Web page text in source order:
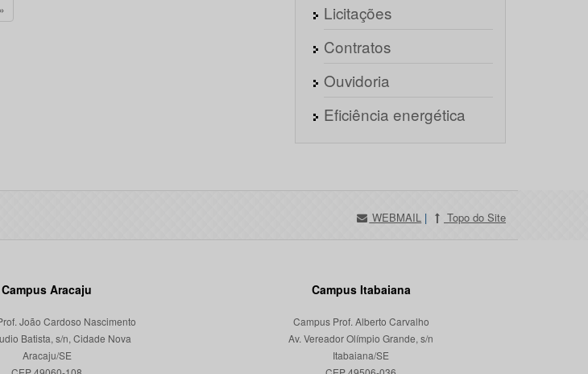
»
Licitações
Contratos
Ouvidoria
Eficiência energética
WEBMAIL | Topo do Site
Campus Aracaju
João Cardoso Nascimento
Batista, s/n, Cidade Nova
Aracaju/SE
Campus Itabaiana
Campus Prof. Alberto Carvalho
Av. Vereador Olímpio Grande, s/n
Itabaiana/SE